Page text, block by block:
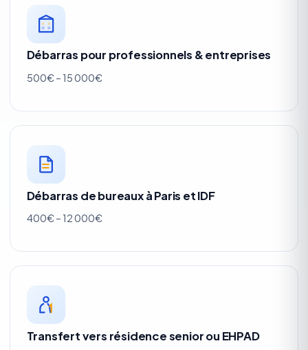
Débarras pour professionnels & entreprises
500€ – 15 000€
Débarras de bureaux à Paris et IDF
400€ – 12 000€
Transfert vers résidence senior ou EHPAD